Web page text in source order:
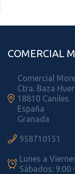
COMERCIAL

Comercial
Ctra. Baza
18810 Caniles
España
Granada
 958710151

Lunes a
Sábados: 9:00